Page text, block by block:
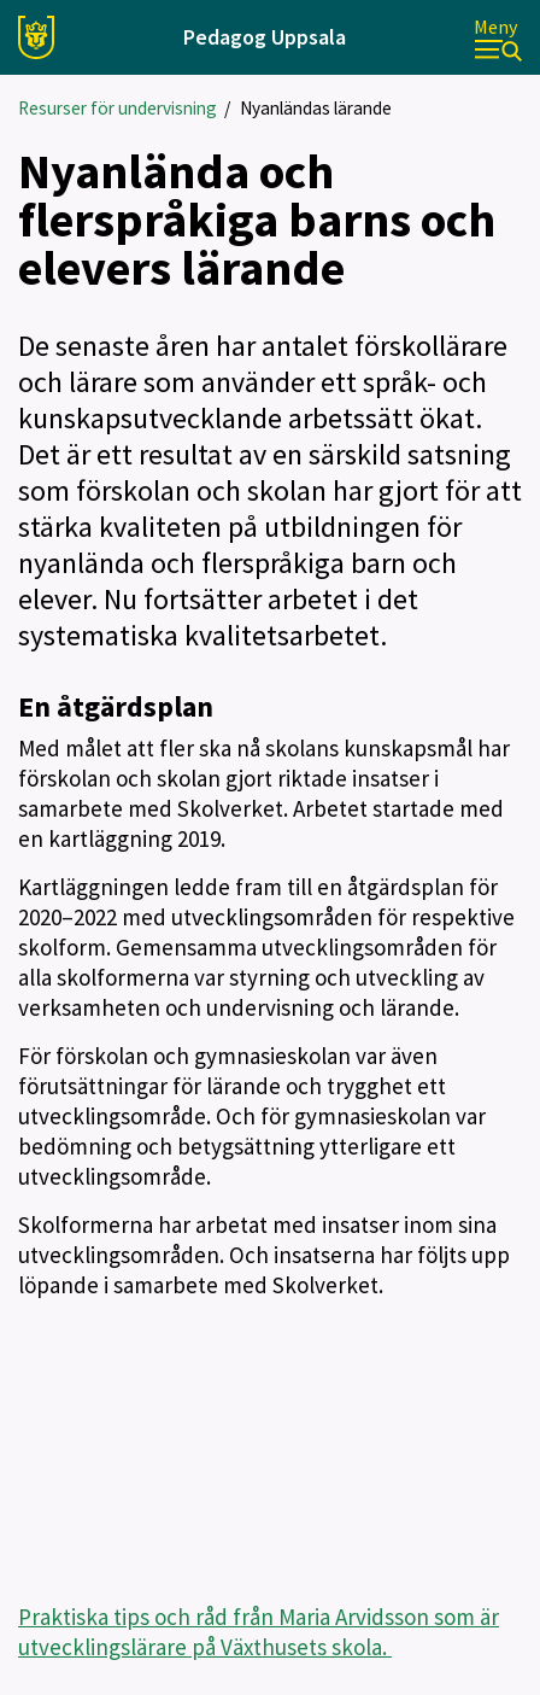
Pedagog Uppsala Meny
Resurser för undervisning / Nyanländas lärande
Nyanlända och
flerspråkiga barns och
elevers lärande
De senaste åren har antalet förskollärare
och lärare som använder ett språk- och
kunskapsutvecklande arbetssätt ökat.
Det är ett resultat av en särskild satsning
som förskolan och skolan har gjort för att
stärka kvaliteten på utbildningen för
nyanlända och flerspråkiga barn och
elever. Nu fortsätter arbetet i det
systematiska kvalitetsarbetet.
En åtgärdsplan
Med målet att fler ska nå skolans kunskapsmål har
förskolan och skolan gjort riktade insatser i
samarbete med Skolverket. Arbetet startade med
en kartläggning 2019.
Kartläggningen ledde fram till en åtgärdsplan för
2020–2022 med utvecklingsområden för respektive
skolform. Gemensamma utvecklingsområden för
alla skolformerna var styrning och utveckling av
verksamheten och undervisning och lärande.
För förskolan och gymnasieskolan var även
förutsättningar för lärande och trygghet ett
utvecklingsområde. Och för gymnasieskolan var
bedömning och betygsättning ytterligare ett
utvecklingsområde.
Skolformerna har arbetat med insatser inom sina
utvecklingsområden. Och insatserna har följts upp
löpande i samarbete med Skolverket.
Praktiska tips och råd från Maria Arvidsson som är
utvecklingslärare på Växthusets skola.